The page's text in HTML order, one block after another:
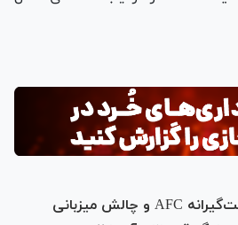
استاندارد‌های سخت‌گیرانه AFC و چالش میزبانی